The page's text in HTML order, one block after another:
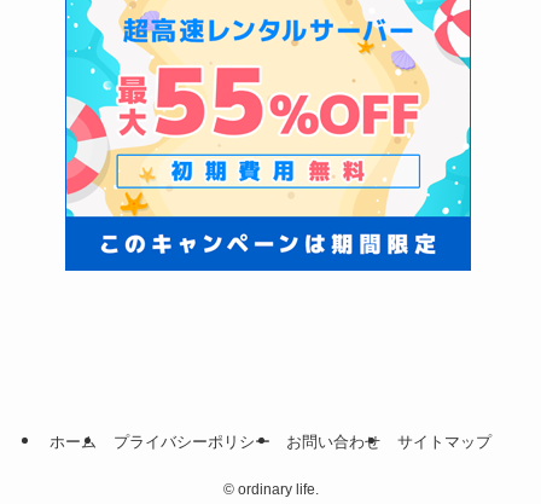
ホーム プライバシーポリシー お問い合わせ サイトマップ
©ordinary life.